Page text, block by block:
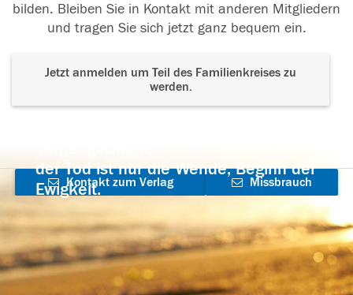
bilden. Bleiben Sie in Kontakt mit anderen Mitgliedern
und tragen Sie sich jetzt ganz bequem ein.
Jetzt anmelden um Teil des Familienkreises zu
werden.
der Tod ist nur die Wende, Beginn der
Ewigkeit.
Kontakt zum Verlag
aufnehmen
Missbrauch